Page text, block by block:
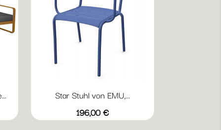
Star Stuhl von EMU,...
Preis
196,00 €
Vorschau
16
Marineblau
60
GrünTaupe